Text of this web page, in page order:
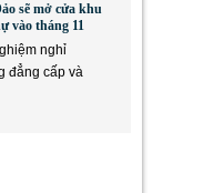
sẽ mở cửa khu
vào tháng 11
nghỉ
đẳng cấp và